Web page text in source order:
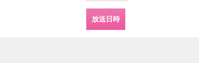
放送日時